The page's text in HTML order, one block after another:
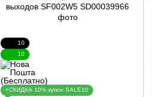
10
10
+СКИДКА 10% купон SALE10